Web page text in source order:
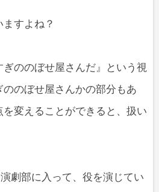
すよね？
ののぼせ屋さんだ』という視
ののぼせ屋さんかの部分もあ
を変えることができると、扱い
劇部に入って、役を演じてい